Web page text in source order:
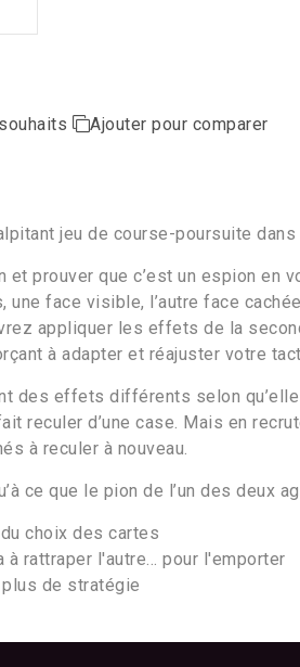
Ajouter pour comparer
jeu de course-poursuite
et prouver que c’est un espion en
une face visible, l’autre face
appliquer les effets de la
à adapter et réajuster votre
des effets différents selon
reculer d’une case. Mais en
à reculer à nouveau.
ce que le pion de l’un des deux
choix des cartes
à rattraper l'autre... pour l'emporter
plus de stratégie